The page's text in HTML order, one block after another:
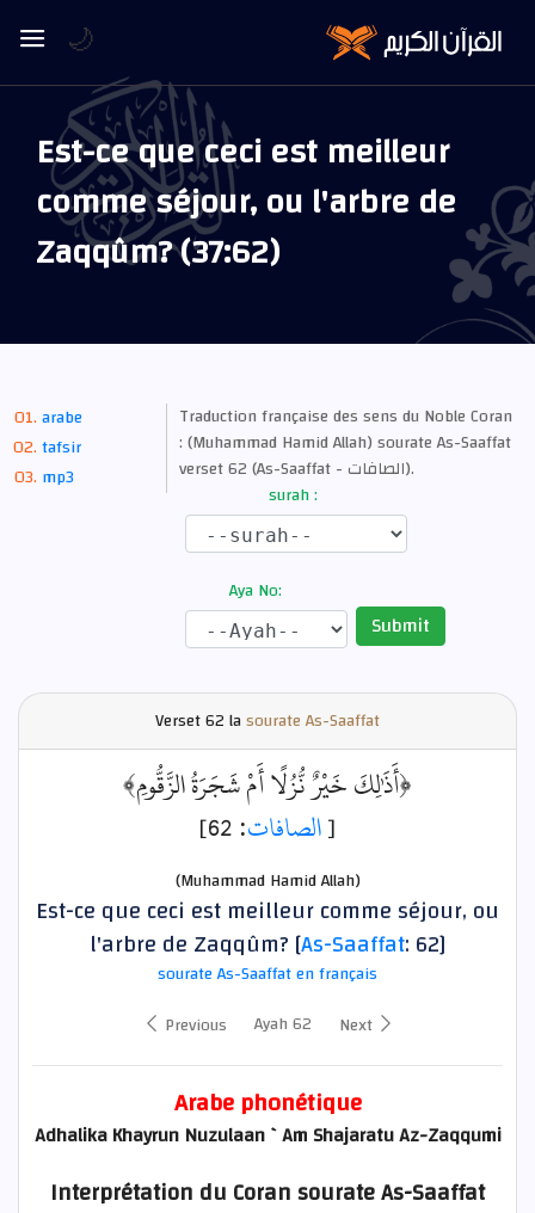
Est-ce que ceci est meilleur
comme séjour, ou l'arbre de
Zaqqûm? (37:62)
arabe
tafsir
mp3
Traduction française des sens du Noble Coran
: (Muhammad Hamid Allah) sourate As-Saaffat
verset 62 (As-Saaffat - الصافات).
surah :
Aya No:
Submit
Verset62 lasourate As-Saaffat
﴿أَذَٰلِكَ خَيْرٌ نُّزُلًا أَمْ شَجَرَةُ الزَّقُّومِ﴾
[الصافات: 62]
(Muhammad Hamid Allah)
Est-ce que ceci est meilleur comme séjour, ou
l'arbre de Zaqqûm? [As-Saaffat: 62]
sourate As-Saaffat en français
Previous
Ayah 62 Next
Arabe phonétique
Adhalika Khayrun Nuzulaan `Am Shajaratu Az-Zaqqumi
Interprétation du Coran sourate As-Saaffat
🌙